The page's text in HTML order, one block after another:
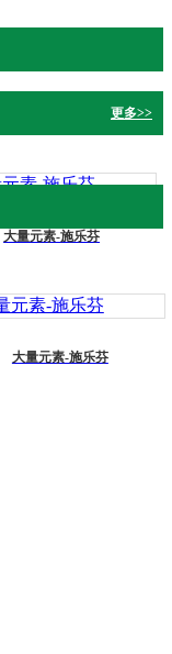
更多>>
大量元素-施乐芬
大量元素-施乐芬